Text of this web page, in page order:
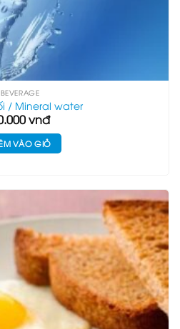
BEVERAGE
/ Mineral water
vnđ
VÀO GIỎ